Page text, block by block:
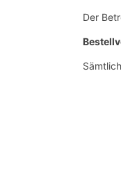
Der